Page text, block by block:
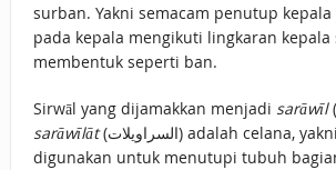
surban. Yakni semacam penutup
pada kepala mengikuti lingkaran kepala
membentuk seperti ban.
Sirwāl yang dijamakkan menjadi sarāwīl
sarāwīlāt(السراويلات) adalah celana, yakni pakaian yang
digunakan untuk menutupi tubuh